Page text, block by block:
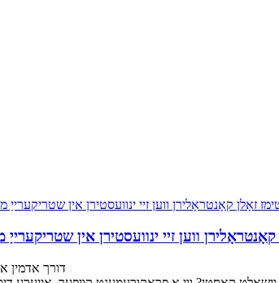
ווען זיי ינוועסטירן אין
דורך אדמין אויף 26-